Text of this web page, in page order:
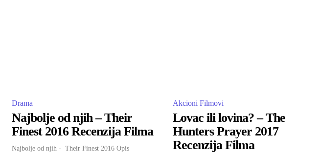
Drama
Najbolje od njih – Their
Finest 2016 Recenzija Filma
Najbolje od njih - Their Finest 2016 Opis
Akcioni Filmovi
Lovac ili lovina? – The
Hunters Prayer 2017
Recenzija Filma